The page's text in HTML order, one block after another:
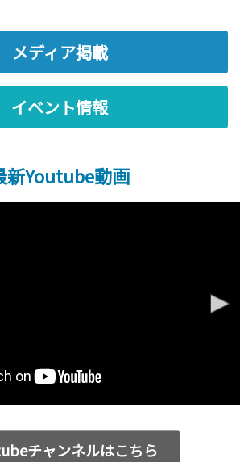
メディア掲載
イベント情報
新Youtube動画
チャンネルはこちら